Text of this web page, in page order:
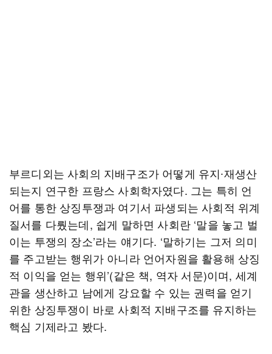
부르디외는 사회의 지배구조가 어떻게 유지∙재생산
되는지 연구한 프랑스 사회학자였다. 그는 특히 언
어를 통한 상징투쟁과 여기서 파생되는 사회적 위계
질서를 다뤘는데, 쉽게 말하면 사회란 ‘말을 놓고 벌
이는 투쟁의 장소’라는 얘기다. ‘말하기는 그저 의미
를 주고받는 행위가 아니라 언어자원을 활용해 상징
적 이익을 얻는 행위’(같은 책, 역자 서문)이며, 세계
관을 생산하고 남에게 강요할 수 있는 권력을 얻기
위한 상징투쟁이 바로 사회적 지배구조를 유지하는
핵심 기제라고 봤다.